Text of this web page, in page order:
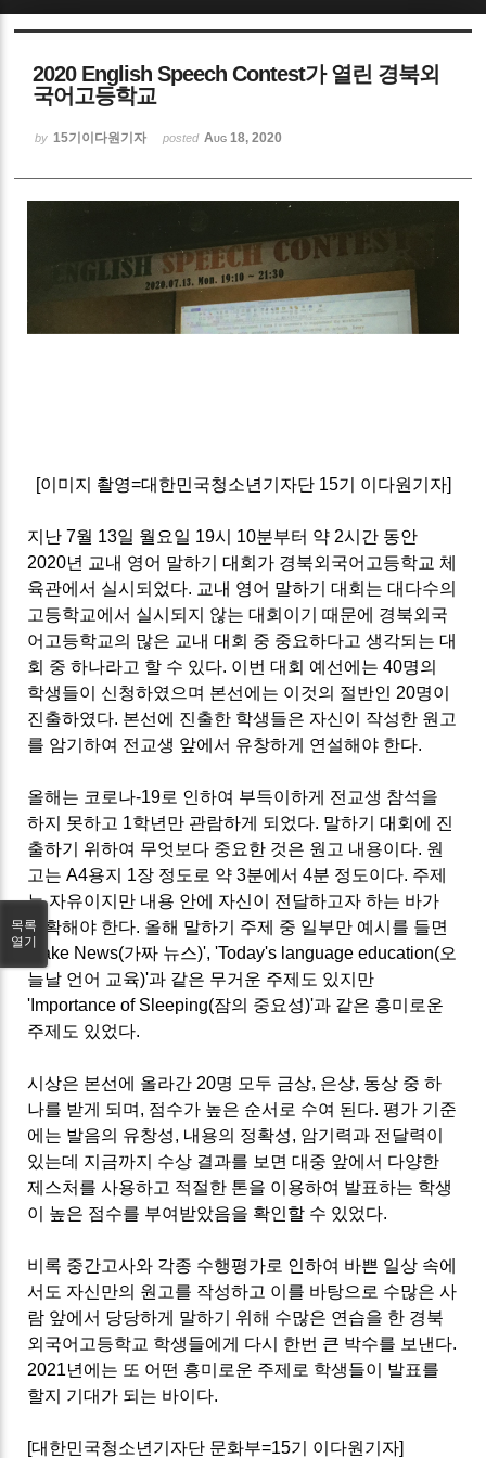
2020 English Speech Contest가 열린 경북외
국어고등학교
by 15기이다원기자 posted Aug 18, 2020
[이미지 촬영=대한민국청소년기자단 15기 이다원기자]
지난 7월 13일 월요일 19시 10분부터 약 2시간 동안
2020년 교내 영어 말하기 대회가 경북외국어고등학교 체
육관에서 실시되었다. 교내 영어 말하기 대회는 대다수의
고등학교에서 실시되지 않는 대회이기 때문에 경북외국
어고등학교의 많은 교내 대회 중 중요하다고 생각되는 대
회 중 하나라고 할 수 있다. 이번 대회 예선에는 40명의
학생들이 신청하였으며 본선에는 이것의 절반인 20명이
진출하였다. 본선에 진출한 학생들은 자신이 작성한 원고
를 암기하여 전교생 앞에서 유창하게 연설해야 한다.
올해는 코로나-19로 인하여 부득이하게 전교생 참석을
하지 못하고 1학년만 관람하게 되었다. 말하기 대회에 진
출하기 위하여 무엇보다 중요한 것은 원고 내용이다. 원
고는 A4용지 1장 정도로 약 3분에서 4분 정도이다. 주제
는 자유이지만 내용 안에 자신이 전달하고자 하는 바가
명확해야 한다. 올해 말하기 주제 중 일부만 예시를 들면
'Fake News(가짜 뉴스)', 'Today's language education(오
늘날 언어 교육)'과 같은 무거운 주제도 있지만
'Importance of Sleeping(잠의 중요성)'과 같은 흥미로운
주제도 있었다.
시상은 본선에 올라간 20명 모두 금상, 은상, 동상 중 하
나를 받게 되며, 점수가 높은 순서로 수여 된다. 평가 기준
에는 발음의 유창성, 내용의 정확성, 암기력과 전달력이
있는데 지금까지 수상 결과를 보면 대중 앞에서 다양한
제스처를 사용하고 적절한 톤을 이용하여 발표하는 학생
이 높은 점수를 부여받았음을 확인할 수 있었다.
비록 중간고사와 각종 수행평가로 인하여 바쁜 일상 속에
서도 자신만의 원고를 작성하고 이를 바탕으로 수많은 사
람 앞에서 당당하게 말하기 위해 수많은 연습을 한 경북
외국어고등학교 학생들에게 다시 한번 큰 박수를 보낸다.
2021년에는 또 어떤 흥미로운 주제로 학생들이 발표를
할지 기대가 되는 바이다.
[대한민국청소년기자단 문화부=15기 이다원기자]
목록
열기
Sketchbook5, 스케치북5
Sketchbook5, 스케치북5